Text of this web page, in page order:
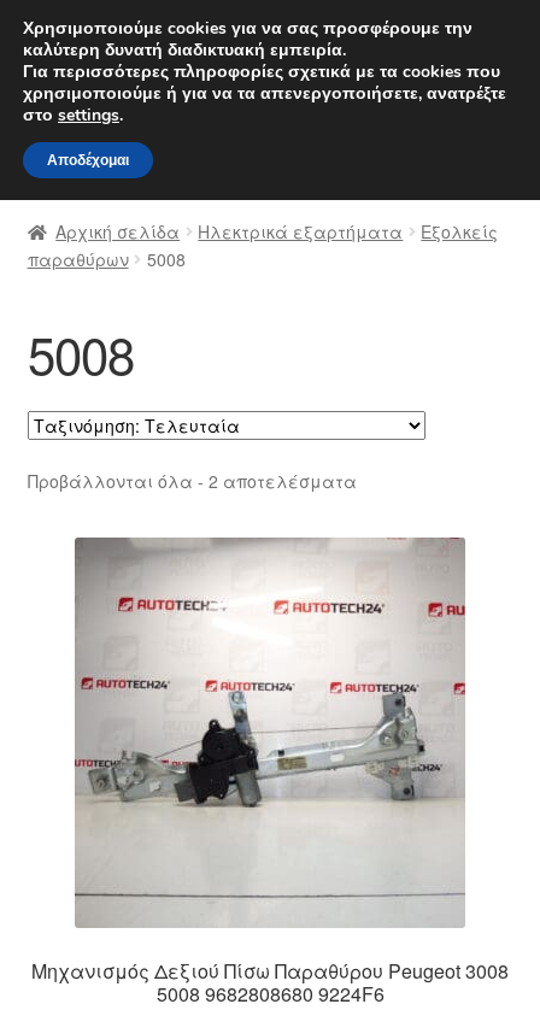
ΑΠΟΣΤΟΛΗ από 7 EUR
Δευτέρα-Παρ. 9 π.μ. - 4 μ.μ.
Απευθείας
μετάβαση
στην
πλοήγηση
Μετάβαση
σε
περιεχόμενο
Αρχική
Διαδικασία Παραπόνων
Καροτσάκι
Μεταφορά
Ολοκλήρωση αγοράς
Παγκόσμια αποστολή
Παράπονα
Πολιτική Απορρήτου
Αρχική σελίδα Ηλεκτρικά εξαρτήματα
Εξολκείς
παραθύρων
5008
5008
Προβάλλονται όλα - 2 αποτελέσματαSorted
latest
Μηχανισμός Δεξιού Πίσω Παραθύρου Peugeot 3008
5008 9682808680 9224F6
Χρησιμοποιούμε cookies για να σας προσφέρουμε την
καλύτερη δυνατή διαδικτυακή εμπειρία.
Για περισσότερες πληροφορίες σχετικά με τα cookies που
χρησιμοποιούμε ή για να τα απενεργοποιήσετε, ανατρέξτε
στο settings.
Αποδέχομαι